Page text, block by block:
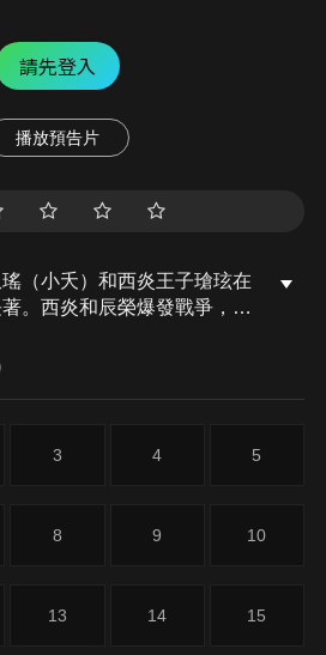
請先登入
播放預告片
（小夭）和西炎王子瑲玹在
。西炎和辰榮爆發戰爭，瑲
受命領兵出征。曾經歡歌笑
對但也無力阻止，兄妹二人
3 4 5
8 9 10
13 14 15